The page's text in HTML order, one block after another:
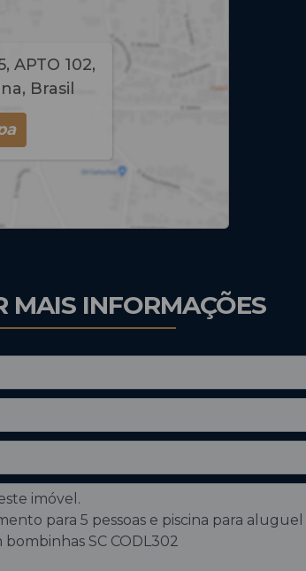
, APTO 102,
, Brasil
MAIS INFORMAÇÕES